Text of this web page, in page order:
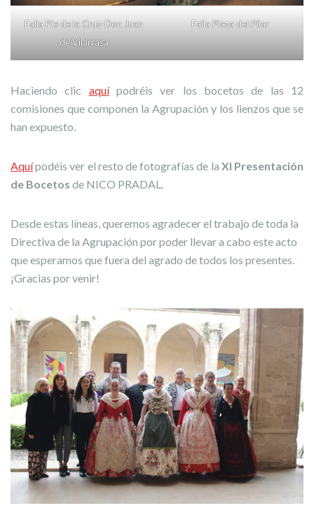
Falla Pie de la Cruz-Don Juan
de Vilarrasa
Falla Plaza del Pilar
Haciendo clic aquípodréis ver los bocetos de las 12
comisiones que componen la Agrupación y los lienzos que se
han expuesto.
Aquípodéis ver el resto de fotografías de la XI Presentación
de Bocetos de NICO PRADAL.
Desde estas líneas, queremos agradecer el trabajo de toda la
Directiva de la Agrupación por poder llevar a cabo este acto
que esperamos que fuera del agrado de todos los presentes.
¡Gracias por venir!